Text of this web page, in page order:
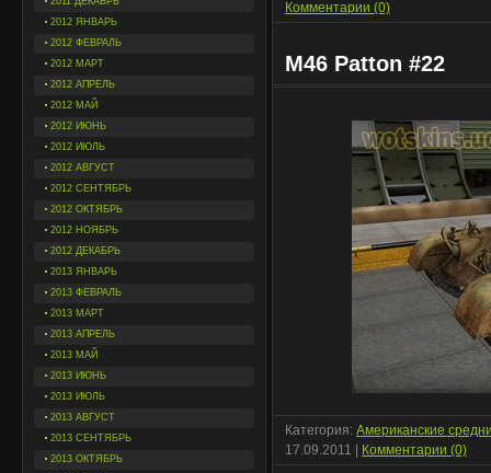
2012 ЯНВАРЬ
2012 ФЕВРАЛЬ
2012 МАРТ
2012 АПРЕЛЬ
2012 МАЙ
2012 ИЮНЬ
2012 ИЮЛЬ
2012 АВГУСТ
2012 СЕНТЯБРЬ
2012 ОКТЯБРЬ
2012 НОЯБРЬ
2012 ДЕКАБРЬ
2013 ЯНВАРЬ
2013 ФЕВРАЛЬ
2013 МАРТ
2013 АПРЕЛЬ
2013 МАЙ
2013 ИЮНЬ
2013 ИЮЛЬ
2013 АВГУСТ
2013 СЕНТЯБРЬ
2013 ОКТЯБРЬ
Комментарии (0)
M46 Patton #22
Категория: Американские
17.09.2011
Комментарии (0)